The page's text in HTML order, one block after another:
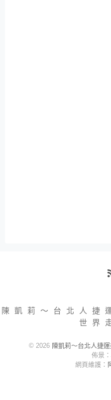
陳凱莉～台北人捷
世界
© 2026 陳凱莉～台北人捷
佈景：
網頁維護：